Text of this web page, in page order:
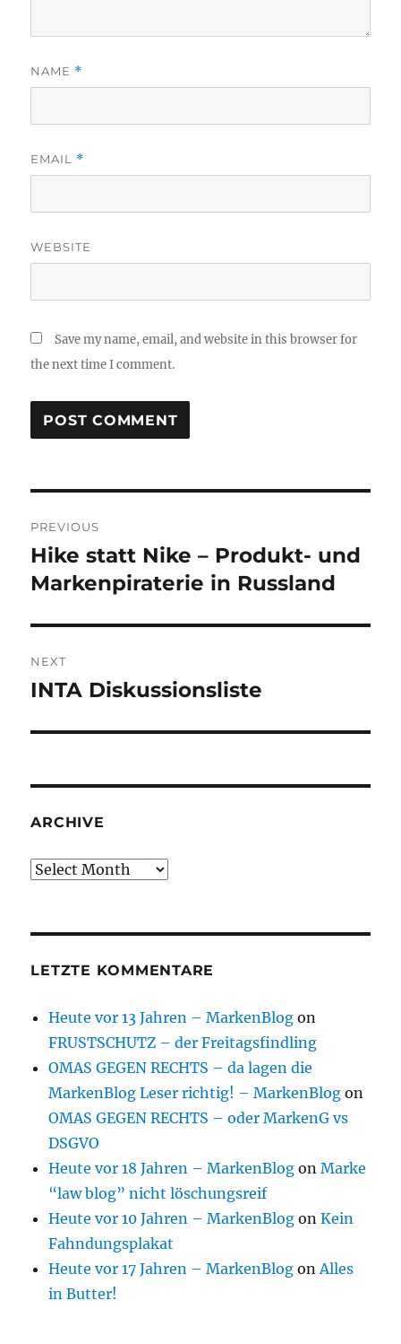
NAME *
EMAIL *
WEBSITE
Save my name, email, and website in this browser for
the next time I comment.
navigation
PREVIOUS
Previous
post:
Hike statt Nike – Produkt- und
Markenpiraterie in Russland
NEXT
Next
INTA Diskussionsliste
ARCHIVE
Archive
LETZTE KOMMENTARE
Heute vor 13 Jahren – MarkenBlog on
FRUSTSCHUTZ – der Freitagsfindling
OMAS GEGEN RECHTS – da lagen die
MarkenBlog Leser richtig! – MarkenBlog on
OMAS GEGEN RECHTS – oder MarkenG vs
DSGVO
Heute vor 18 Jahren – MarkenBlog onMarke
“law blog” nicht löschungsreif
Heute vor 10 Jahren – MarkenBlog onKein
Fahndungsplakat
Heute vor 17 Jahren – MarkenBlog onAlles
in Butter!